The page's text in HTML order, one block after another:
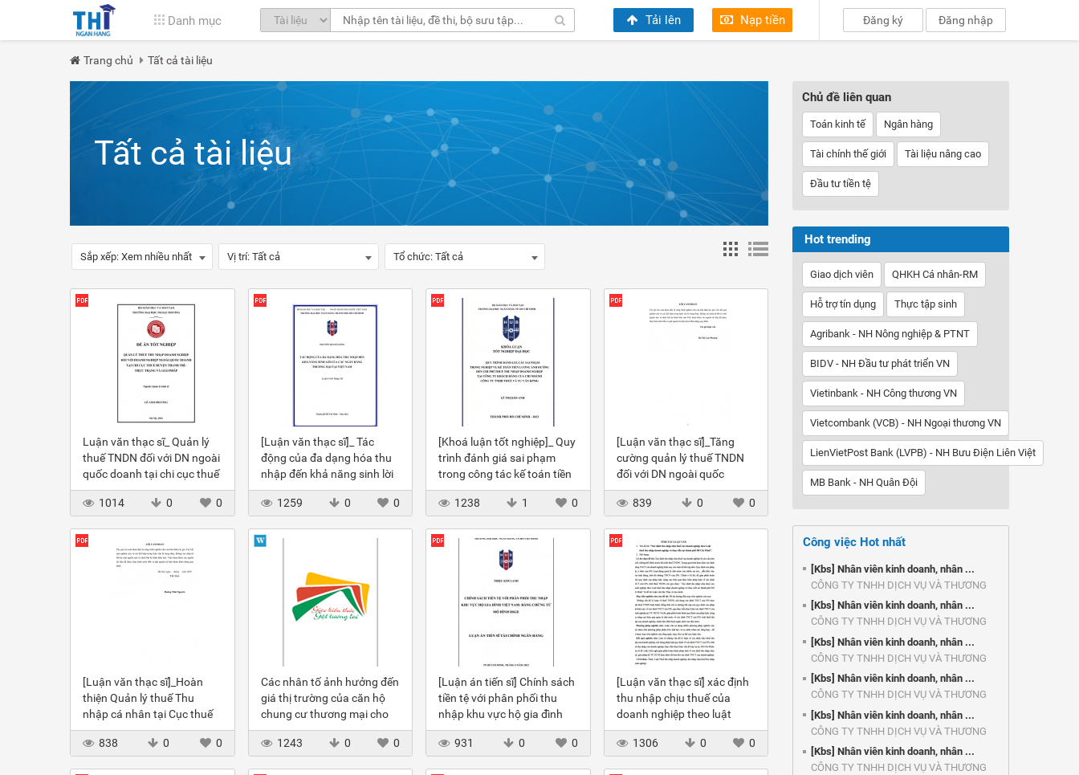
Danh mục Tải lên Nạp tiền Đăng ký Đăng nhập
Trang chủ Tất cả tài liệu
Tất cả tài liệu
Sắp xếp: Xem nhiều nhất Vị trí: Tất cả Tổ chức: Tất cả
Luận văn thạc sĩ_ Quản lý
thuế TNDN đối với DN ngoài
quốc doanh tại chi cục thuế
huyện Thanh Trì
1014
0 0
[Luận văn thạc sĩ]_ Tác
động của đa dạng hóa thu
nhập đến khả năng sinh lời
của các NHTM
1259
0 0
[Khoá luận tốt nghiệp]_ Quy
trình đánh giá sai phạm
trong công tác kế toán tiền
lương ảnh hưởng đến thuế
TNDN tại cty KH của cty
1238 1 0
[Luận văn thạc sĩ]_Tăng
cường quản lý thuế TNDN
đối với DN ngoài quốc
doanh trên địa bàn tỉnh
Lạng Sơn
839 0 0
[Luận văn thạc sĩ]_Hoàn
thiện Quản lý thuế Thu
nhập cá nhân tại Cục thuế
tỉnh Lạng Sơn
838
0 0
Các nhân tố ảnh hưởng đến
giá thị trường của căn hộ
chung cư thương mại cho
người mua có thu nhập
trung bình trên địa bàn
1243 0 0
[Luận án tiến sĩ] Chính sách
tiền tệ với phân phối thu
nhập khu vực hộ gia đình
Việt Nam Bằng chứng từ
mô hình DSGE
931 0 0
[Luận văn thạc sĩ] xác định
thu nhập chịu thuế của
doanh nghiệp theo luật
thuế thu nhập doanh
nghiệp và thực tiễn tại TP
1306 0 0
Chủ đề liên quan
Toán kinh tế Ngân hàng
Tài chính thế giới Tài liệu nâng cao
Đầu tư tiền tệ
Hot trending
Giao dịch viên QHKH Cá nhân-RM
Hỗ trợ tín dụng Thực tập sinh
Agribank - NH Nông nghiệp & PTNT
BIDV - NH Đầu tư phát triển VN
Vietinbank - NH Công thương VN
Vietcombank (VCB) - NH Ngoại thương VN
LienVietPost Bank (LVPB) - NH Bưu Điện Liên Việt
MB Bank - NH Quân Đội
Công việc Hot nhất
[Kbs] Nhân viên kinh doanh, nhân ...
CÔNG TY TNHH DỊCH VỤ VÀ THƯƠNG
MẠI ...
[Kbs] Nhân viên kinh doanh, nhân ...
CÔNG TY TNHH DỊCH VỤ VÀ THƯƠNG
MẠI ...
[Kbs] Nhân viên kinh doanh, nhân ...
CÔNG TY TNHH DỊCH VỤ VÀ THƯƠNG
MẠI ...
[Kbs] Nhân viên kinh doanh, nhân ...
CÔNG TY TNHH DỊCH VỤ VÀ THƯƠNG
MẠI ...
[Kbs] Nhân viên kinh doanh, nhân ...
CÔNG TY TNHH DỊCH VỤ VÀ THƯƠNG
MẠI ...
[Kbs] Nhân viên kinh doanh, nhân ...
CÔNG TY TNHH DỊCH VỤ VÀ THƯƠNG